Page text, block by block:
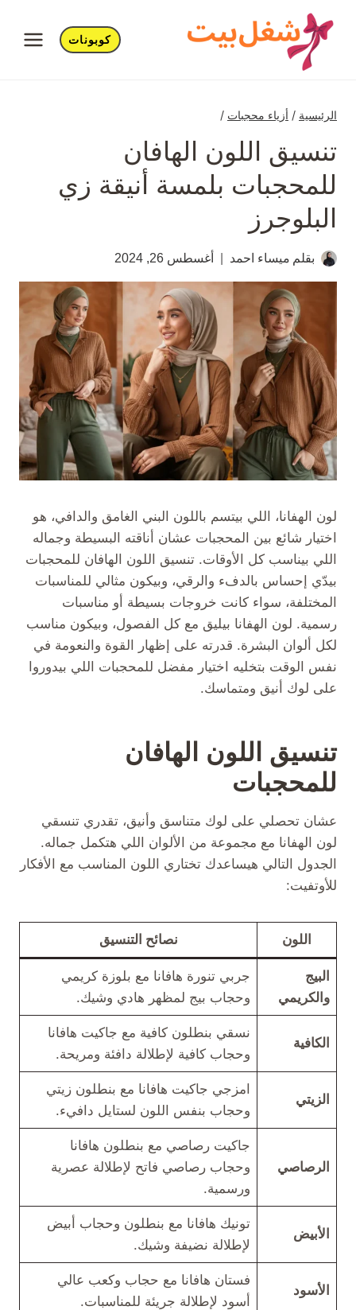
المحتوى
كوبونات
الرئيسية / أزياء محجبات /
تنسيق اللون الهافان
للمحجبات بلمسة أنيقة زي
البلوجرز
بقلم ميساء احمد أغسطس 26, 2024
لون الهفانا، اللي بيتسم باللون البني الغامق والدافي، هو
اختيار شائع بين المحجبات عشان أناقته البسيطة وجماله
اللي بيناسب كل الأوقات. تنسيق اللون الهافان للمحجبات
بيدّي إحساس بالدفء والرقي، وبيكون مثالي للمناسبات
المختلفة، سواء كانت خروجات بسيطة أو مناسبات
رسمية. لون الهفانا بيليق مع كل الفصول، وبيكون مناسب
لكل ألوان البشرة. قدرته على إظهار القوة والنعومة في
نفس الوقت بتخليه اختيار مفضل للمحجبات اللي بيدوروا
على لوك أنيق ومتماسك.
تنسيق اللون الهافان
للمحجبات
عشان تحصلي على لوك متناسق وأنيق، تقدري تنسقي
لون الهفانا مع مجموعة من الألوان اللي هتكمل جماله.
الجدول التالي هيساعدك تختاري اللون المناسب مع الأفكار
للأوتفيت:
اللون نصائح التنسيق
البيج
والكريمي
جربي تنورة هافانا مع بلوزة كريمي
وحجاب بيج لمظهر هادي وشيك.
الكافية
نسقي بنطلون كافية مع جاكيت هافانا
وحجاب كافية لإطلالة دافئة ومريحة.
الزيتي
امزجي جاكيت هافانا مع بنطلون زيتي
وحجاب بنفس اللون لستايل دافيء.
الرصاصي
جاكيت رصاصي مع بنطلون هافانا
وحجاب رصاصي فاتح لإطلالة عصرية
ورسمية.
الأبيض
تونيك هافانا مع بنطلون وحجاب أبيض
لإطلالة نضيفة وشيك.
الأسود
فستان هافانا مع حجاب وكعب عالي
أسود لإطلالة جريئة للمناسبات.